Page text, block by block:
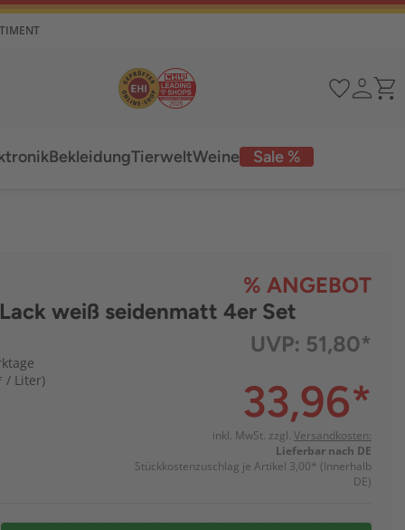
Sale %
BekleidungTierweltWeine
% ANGEBOT
weiß seidenmatt 4er Set
/ Liter)
UVP: 51,80*
33,96*
inkl. MwSt. zzgl. Versandkosten:
Lieferbar nach DE
Stückkostenzuschlag je Artikel 3,00* (Innerhalb
DE)